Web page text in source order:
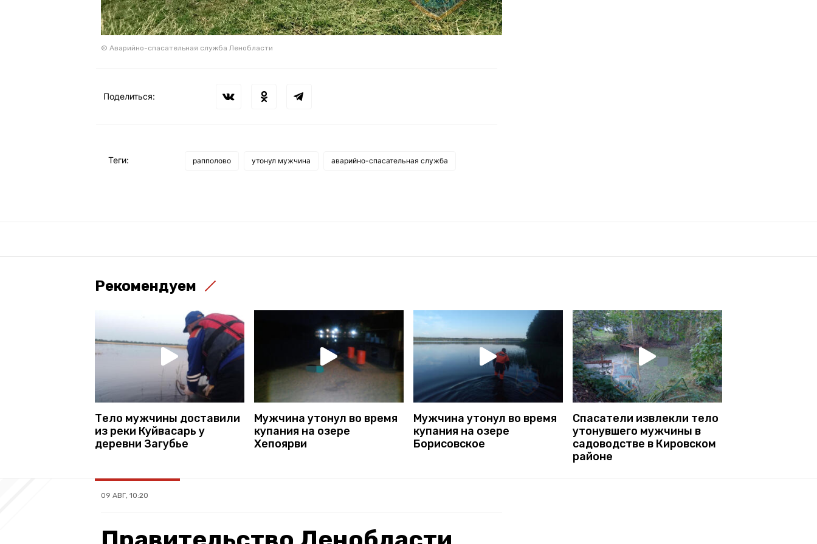
© Аварийно-спасательная служба Ленобласти
Поделиться:
Теги: рапполово утонул мужчина аварийно-спасательная служба
Рекомендуем
Тело мужчины доставили
из реки Куйвасарь у
деревни Загубье
Мужчина утонул во время
купания на озере
Хепоярви
Мужчина утонул во время
купания на озере
Борисовское
Спасатели извлекли тело
утонувшего мужчины в
садоводстве в Кировском
районе
09 АВГ, 10:20